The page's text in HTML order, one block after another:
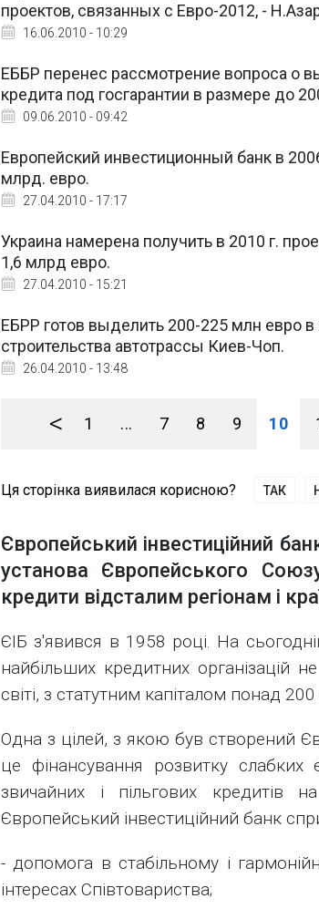
проектов, связанных с Евро-2012, -
16.06.2010 - 10:29
ЕББР перенес рассмотрение вопроса о
кредита под госгарантии в размере до
09.06.2010 - 09:42
Европейский инвестиционный банк в
млрд. евро.
27.04.2010 - 17:17
Украина намерена получить в 2010 г.
1,6 млрд евро.
27.04.2010 - 15:21
ЕБРР готов выделить 200-225 млн евро в
строительства автотрассы Киев-Чоп.
26.04.2010 - 13:48
< 1 ... 7 8 9 10
Ця сторінка виявилася корисною? ТАК
Європейський інвестиційний
установа Європейського
кредити відсталим регіонам і
ЄІБ з'явився в 1958 році. На
найбільших кредитних організацій
світі, з статутним капіталом понад
Одна з цілей, з якою був створений
це фінансування розвитку слабких
звичайних і пільгових кредитів
Європейський інвестиційний банк
- допомога в стабільному і
інтересах Співтовариства;